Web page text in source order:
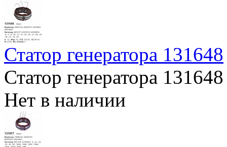
Статор генератора 131648
Статор генератора 131648
Нет в наличии